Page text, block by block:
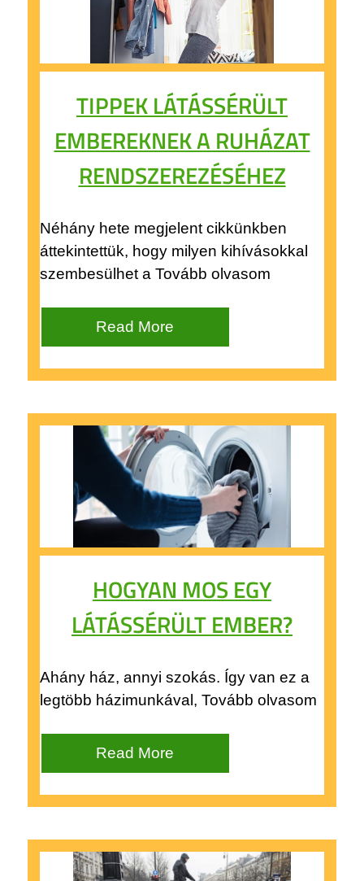
TIPPEK LÁTÁSSÉRÜLT
EMBEREKNEK A RUHÁZAT
RENDSZEREZÉSÉHEZ
Néhány hete megjelent cikkünkben
áttekintettük, hogy milyen kihívásokkal
szembesülhet a Tovább olvasom
Read More
HOGYAN MOS EGY
LÁTÁSSÉRÜLT EMBER?
Ahány ház, annyi szokás. Így van ez a
legtöbb házimunkával, Tovább olvasom
Read More